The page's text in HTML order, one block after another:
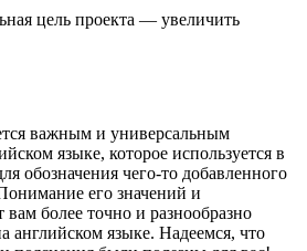
цель проекта — увеличить
важным и универсальным
языке, которое используется в
обозначения чего-то добавленного
его значений и
более точно и разнообразно
английском языке. Надеемся, что